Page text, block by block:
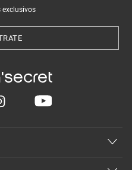
exclusivos